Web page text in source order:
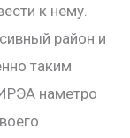
к нему.
район и
таким
наметро